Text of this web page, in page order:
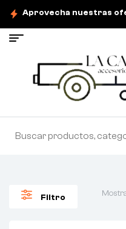
Aprovecha nuestras
Filtro